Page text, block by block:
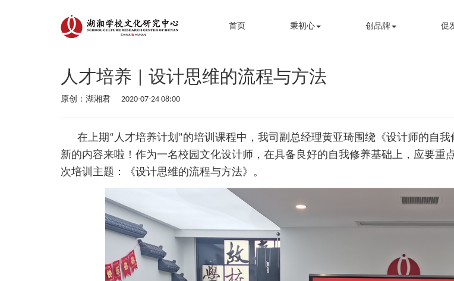
首页 秉初心 创品牌 促
人才培养 | 设计思维的流程与方法
原创：湖湘君 2020-07-24 08:00
在上期“人才培养计划”的培训课程中，我司副总经理黄亚琦围绕《设计师的自
新的内容来啦！作为一名校园文化设计师，在具备良好的自我修养基础上，应要
次培训主题：《设计思维的流程与方法》。